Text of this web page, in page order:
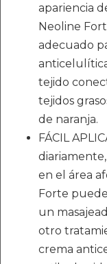
apariencia
Neoline
adecuado
tejido
tejidos
de naranja.
FÁCIL
en el área
Forte
un
otro
crema